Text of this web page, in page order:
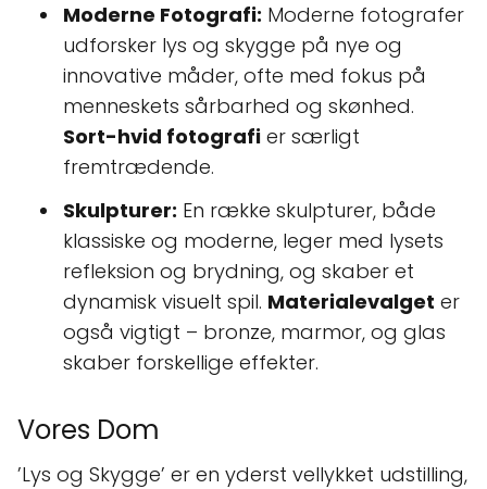
Moderne Fotografi: Moderne fotografer
udforsker lys og skygge på nye og
innovative måder, ofte med fokus på
menneskets sårbarhed og skønhed.
Sort-hvid fotografi er særligt
fremtrædende.
Skulpturer: En række skulpturer, både
klassiske og moderne, leger med lysets
refleksion og brydning, og skaber et
dynamisk visuelt spil. Materialevalget er
også vigtigt – bronze, marmor, og glas
skaber forskellige effekter.
Vores Dom
’Lys og Skygge’ er en yderst vellykket udstilling,